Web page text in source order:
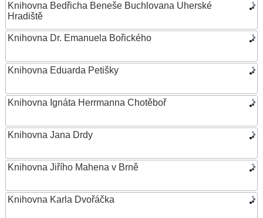
Knihovna Bedřicha Beneše Buchlovana Uherské
Hradiště
Knihovna Dr. Emanuela Bořického
Knihovna Eduarda Petišky
Knihovna Ignáta Herrmanna Chotěboř
Knihovna Jana Drdy
Knihovna Jiřího Mahena v Brně
Knihovna Karla Dvořáčka